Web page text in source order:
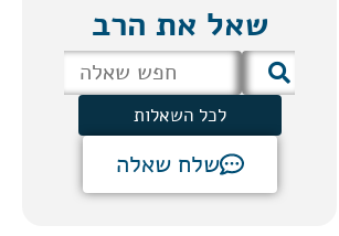
שאל את הרב
לכל השאלות
שלח שאלה